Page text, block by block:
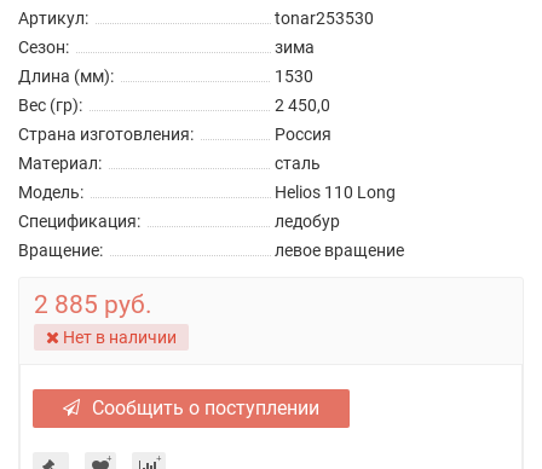
Артикул:
tonar253530
Сезон:
зима
Длина (мм):
1530
Вес (гр):
2 450,0
Страна изготовления:
Россия
Материал:
сталь
Модель:
Helios 110 Long
Спецификация:
ледобур
Вращение:
левое вращение
2 885 руб.
Нет в наличии
Сообщить о поступлении